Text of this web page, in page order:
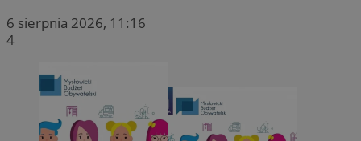
6 sierpnia 2026, 11:16
4